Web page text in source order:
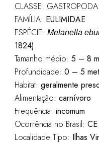
CLASSE: GASTROPODA:
FAMÍLIA: EULIMIDAE
ESPÉCIE: Melanella
1824)
Tamanho médio: 5 – 8
Profundidade: 0 – 5
Habitat: geralmente
Alimentação: carnívoro
Frequência: incomum
Ocorrência no Brasil:
Localidade Tipo: Ilhas